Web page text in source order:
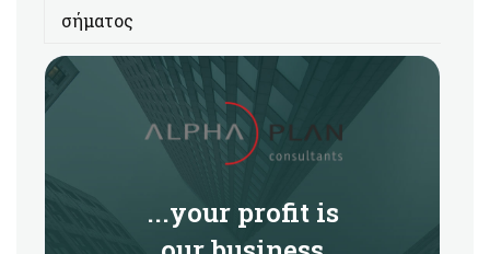
σήματος
...your profit is